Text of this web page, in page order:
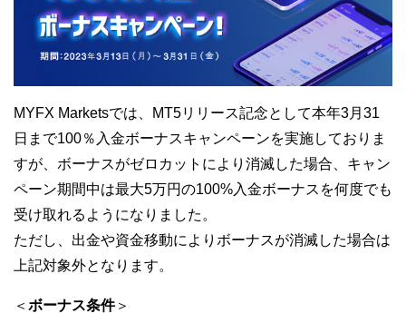
MYFX Marketsでは、MT5リリース記念として本年3月31
日まで100％入金ボーナスキャンペーンを実施しておりま
すが、ボーナスがゼロカットにより消滅した場合、キャン
ペーン期間中は最大5万円の100%入金ボーナスを何度でも
受け取れるようになりました。
ただし、出金や資金移動によりボーナスが消滅した場合は
上記対象外となります。
＜ ボーナス条件＞